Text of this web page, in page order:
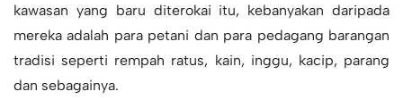
kawasan yang baru diterokai itu, kebanyakan daripada
mereka adalah para petani dan para pedagang barangan
tradisi seperti rempah ratus, kain, inggu, kacip, parang
dan sebagainya.